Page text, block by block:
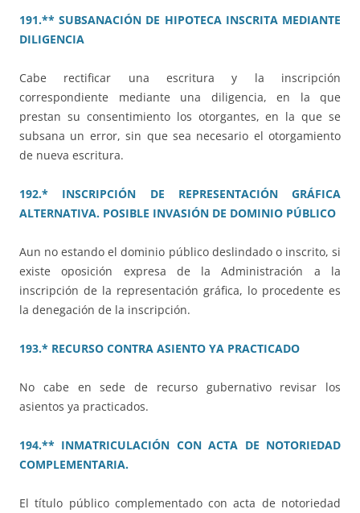
191.** SUBSANACIÓN DE HIPOTECA INSCRITA MEDIANTE
DILIGENCIA
Cabe rectificar una escritura y la inscripción
correspondiente mediante una diligencia, en la que
prestan su consentimiento los otorgantes, en la que se
subsana un error, sin que sea necesario el otorgamiento
de nueva escritura.
192.* INSCRIPCIÓN DE REPRESENTACIÓN GRÁFICA
ALTERNATIVA. POSIBLE INVASIÓN DE DOMINIO PÚBLICO
Aun no estando el dominio público deslindado o inscrito, si
existe oposición expresa de la Administración a la
inscripción de la representación gráfica, lo procedente es
la denegación de la inscripción.
193.* RECURSO CONTRA ASIENTO YA PRACTICADO
No cabe en sede de recurso gubernativo revisar los
asientos ya practicados.
194.** INMATRICULACIÓN CON ACTA DE NOTORIEDAD
COMPLEMENTARIA.
El título público complementado con acta de notoriedad